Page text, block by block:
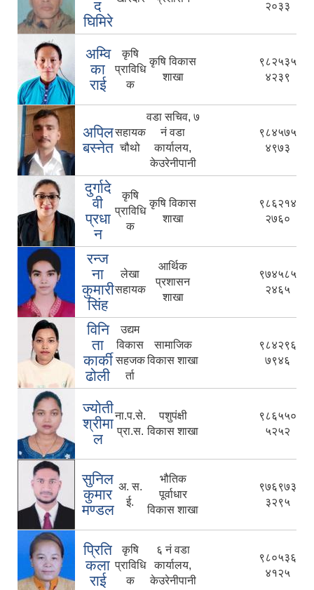
द
घिमिरे
२०३३
अम्वि
का
राई
कृषि
प्राविधि
क
कृषि विकास
शाखा
९८२५३५
४२३९
अपिल
बस्नेत
सहायक
चौथो
वडा सचिव, ७
नं वडा
कार्यालय,
केउरेनीपानी
९८४५७५
४९७३
दुर्गादे
वी
प्रधा
न
कृषि
प्राविधि
क
कृषि विकास
शाखा
९८६२१४
२७६०
रन्ज
ना
कुमारी
सिंह
लेखा
सहायक
आर्थिक
प्रशासन
शाखा
९७४५८५
२४६५
विनि
ता
कार्की
ढोली
उद्यम
विकास
सहजक
र्ता
सामाजिक
विकास शाखा
९८४२९६
७९४६
ज्योती
श्रीमा
ल
ना.प.से.
प्रा.स.
पशुपंक्षी
विकास शाखा
९८६५५०
५२५२
सुनिल
कुमार
मण्डल
अ. स.
ई.
भौतिक
पूर्वाधार
विकास शाखा
९७६९७३
३२९५
प्रिति
कला
राई
कृषि
प्राविधि
क
६ नं वडा
कार्यालय,
केउरेनीपानी
९८०५३६
४१२५